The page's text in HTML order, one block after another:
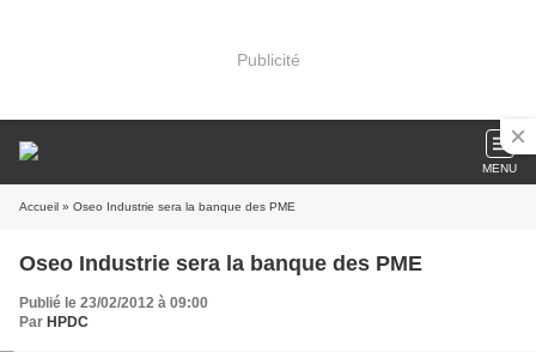
Publicité
MENU
Accueil » Oseo Industrie sera la banque des PME
Oseo Industrie sera la banque des PME
Publié le 23/02/2012 à 09:00
Par HPDC